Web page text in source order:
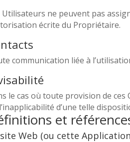
Utilisateurs ne peuvent pas
écrite du Propriétaire.
communication liée à
le cas où toute provision de
d’une telle
et
site Web (ou cette